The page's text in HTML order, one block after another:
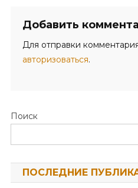
Добавить
Для отправки
авторизоваться.
Поиск
ПОСЛЕДНИЕ